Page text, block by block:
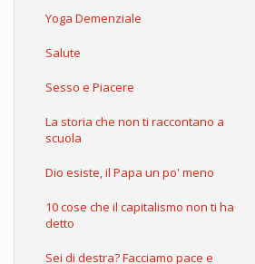
Yoga Demenziale
Salute
Sesso e Piacere
La storia che non ti raccontano a
scuola
Dio esiste, il Papa un po' meno
10 cose che il capitalismo non ti ha
detto
Sei di destra? Facciamo pace e